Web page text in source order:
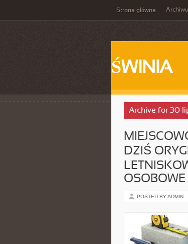
Strona główna
ŚWINIA
Archive for 30
DZIŚ
OSOBOWE
POSTED BY ADMIN